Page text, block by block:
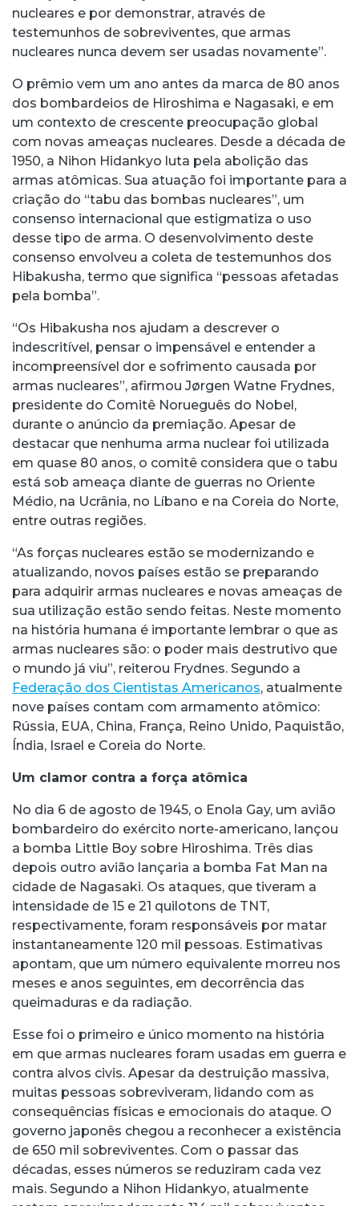
nucleares e por demonstrar, através de
testemunhos de sobreviventes, que armas
nucleares nunca devem ser usadas novamente”.
O prêmio vem um ano antes da marca de 80 anos
dos bombardeios de Hiroshima e Nagasaki, e em
um contexto de crescente preocupação global
com novas ameaças nucleares. Desde a década de
1950, a Nihon Hidankyo luta pela abolição das
armas atômicas. Sua atuação foi importante para a
criação do “tabu das bombas nucleares”, um
consenso internacional que estigmatiza o uso
desse tipo de arma. O desenvolvimento deste
consenso envolveu a coleta de testemunhos dos
Hibakusha, termo que significa “pessoas afetadas
pela bomba”.
“Os Hibakusha nos ajudam a descrever o
indescritível, pensar o impensável e entender a
incompreensível dor e sofrimento causada por
armas nucleares”, afirmou Jørgen Watne Frydnes,
presidente do Comitê Norueguês do Nobel,
durante o anúncio da premiação. Apesar de
destacar que nenhuma arma nuclear foi utilizada
em quase 80 anos, o comitê considera que o tabu
está sob ameaça diante de guerras no Oriente
Médio, na Ucrânia, no Líbano e na Coreia do Norte,
entre outras regiões.
“As forças nucleares estão se modernizando e
atualizando, novos países estão se preparando
para adquirir armas nucleares e novas ameaças de
sua utilização estão sendo feitas. Neste momento
na história humana é importante lembrar o que as
armas nucleares são: o poder mais destrutivo que
o mundo já viu”, reiterou Frydnes. Segundo a
Federação dos Cientistas Americanos, atualmente
nove países contam com armamento atômico:
Rússia, EUA, China, França, Reino Unido, Paquistão,
Índia, Israel e Coreia do Norte.
Um clamor contra a força atômica
No dia 6 de agosto de 1945, o Enola Gay, um avião
bombardeiro do exército norte-americano, lançou
a bomba Little Boy sobre Hiroshima. Três dias
depois outro avião lançaria a bomba Fat Man na
cidade de Nagasaki. Os ataques, que tiveram a
intensidade de 15 e 21 quilotons de TNT,
respectivamente, foram responsáveis por matar
instantaneamente 120 mil pessoas. Estimativas
apontam, que um número equivalente morreu nos
meses e anos seguintes, em decorrência das
queimaduras e da radiação.
Esse foi o primeiro e único momento na história
em que armas nucleares foram usadas em guerra e
contra alvos civis. Apesar da destruição massiva,
muitas pessoas sobreviveram, lidando com as
consequências físicas e emocionais do ataque. O
governo japonês chegou a reconhecer a existência
de 650 mil sobreviventes. Com o passar das
décadas, esses números se reduziram cada vez
mais. Segundo a Nihon Hidankyo, atualmente